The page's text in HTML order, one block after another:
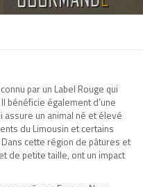
par un Label Rouge qui
bénéficie également d’une
assure un animal né et élevé
du Limousin et certains
cette région de pâtures et
de petite taille, ont un impact